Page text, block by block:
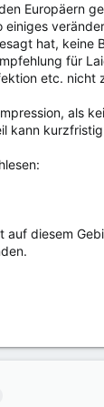
Europäern
einiges
hat, keine
für
etc. nicht
als
kann
auf diesem